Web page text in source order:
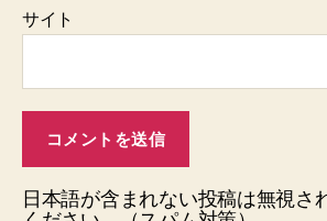
サイト
日本語が含まれない投稿は無視さ